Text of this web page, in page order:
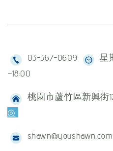
03-367-0609
星
~18:00
桃園市蘆竹區新興街
◎
shawn@youshawn.com